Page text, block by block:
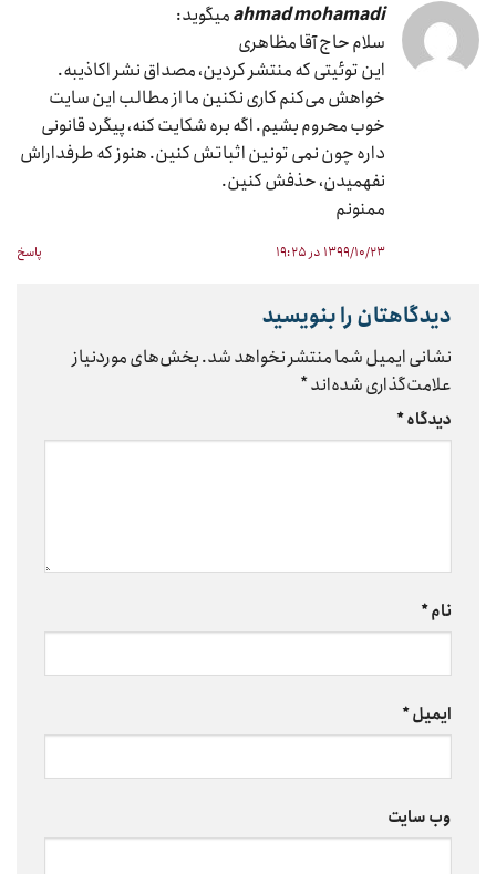
ahmad mohamadiمیگوید:
سلام حاج آقا مظاهری
این توئیتی که منتشر کردین، مصداق نشر اکاذیبه.
خواهش می‌کنم کاری نکنین ما از مطالب این سایت
خوب محروم بشیم. اگه بره شکایت کنه، پیگرد قانونی
داره چون نمی تونین اثباتش کنین. هنوز که طرفداراش
نفهمیدن، حذفش کنین.
ممنونم
۱۳۹۹/۱۰/۲۳ در ۱۹:۲۵ پاسخ
دیدگاهتان را بنویسید
نشانی ایمیل شما منتشر نخواهد شد.بخش‌های موردنیاز
علامت‌گذاری شده‌اند*
دیدگاه*
نام*
ایمیل*
وب‌ سایت